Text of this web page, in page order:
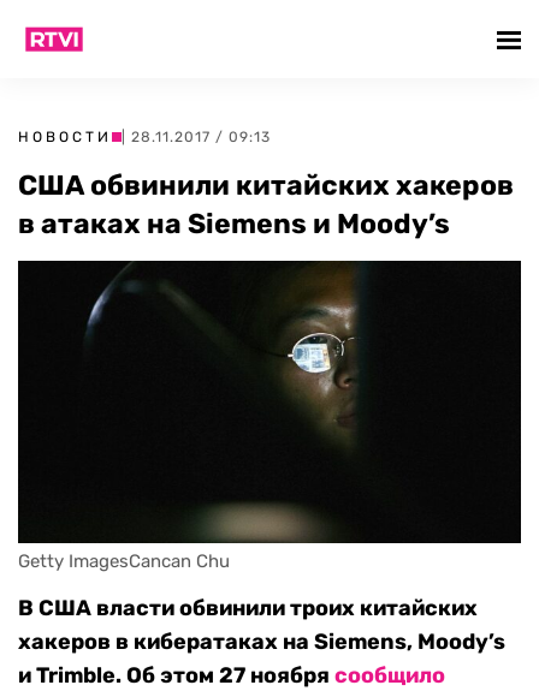
НОВОСТИ | 28.11.2017 / 09:13
США обвинили китайских хакеров
в атаках на Siemens и Moody’s
Getty ImagesCancan Chu
В США власти обвинили троих китайских
хакеров в кибератаках на Siemens, Moody’s
и Trimble. Об этом 27 ноября сообщило